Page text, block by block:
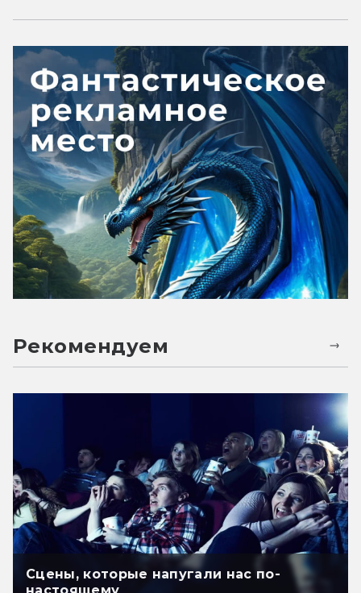
Рекомендуем
Сцены, которые напугали нас по-